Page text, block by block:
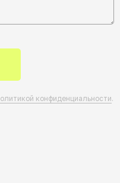
конфиденциальности.